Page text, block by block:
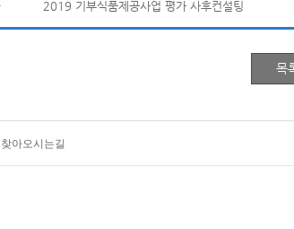
2019 기부식품제공사업 평가 사후컨설팅
찾아오시는길